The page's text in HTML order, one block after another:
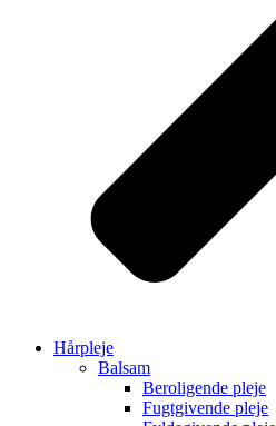
Hårpleje
Balsam
Beroligende pleje
Fugtgivende pleje